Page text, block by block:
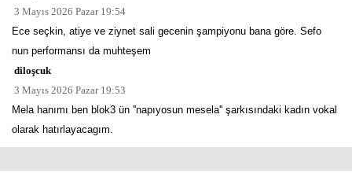
3 Mayıs 2026 Pazar 19:54
Ece seçkin, atiye ve ziynet sali gecenin şampiyonu bana göre. Sefo
nun performansı da muhteşem
diloşcuk
3 Mayıs 2026 Pazar 19:53
Mela hanımı ben blok3 ün ''napıyosun mesela'' şarkısındaki kadın vokal
olarak hatırlayacagım.